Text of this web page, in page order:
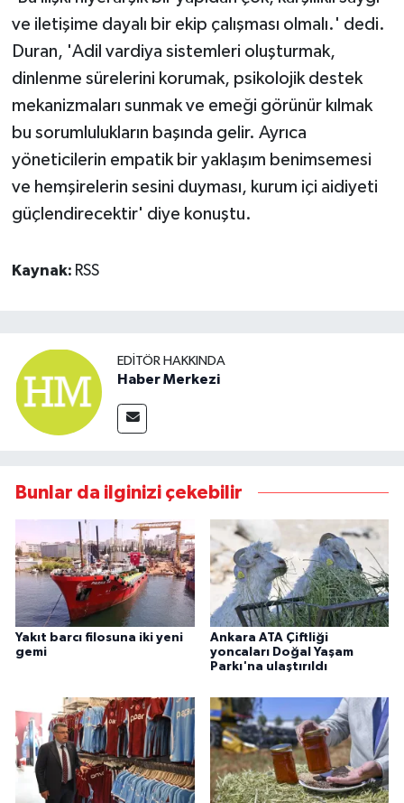
ve iletişime dayalı bir ekip çalışması olmalı.' dedi.
Duran, 'Adil vardiya sistemleri oluşturmak,
dinlenme sürelerini korumak, psikolojik destek
mekanizmaları sunmak ve emeği görünür kılmak
bu sorumlulukların başında gelir. Ayrıca
yöneticilerin empatik bir yaklaşım benimsemesi
ve hemşirelerin sesini duyması, kurum içi aidiyeti
güçlendirecektir' diye konuştu.
Kaynak: RSS
EDITÖR HAKKINDA
Haber Merkezi
Bunlar da ilginizi çekebilir
Yakıt barcı filosuna iki yeni
gemi
Ankara ATA Çiftliği
yoncaları Doğal Yaşam
Parkı'na ulaştırıldı